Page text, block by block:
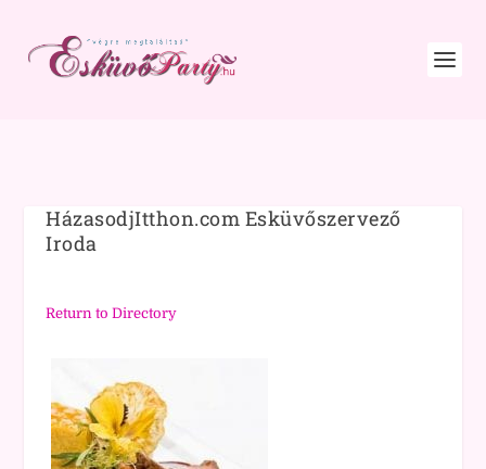
HázasodjItthon.com Esküvőszervező
Iroda
Return to Directory